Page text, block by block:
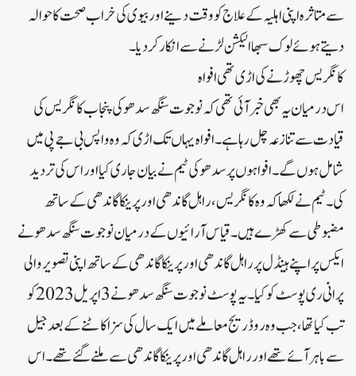
سے متاثرہ اپنی اہلیہ کے علاج کو وقت دینے اوربیوی کی خراب صحت کا حوالہ
دیتے ہوئے لوک سبھا الیکشن لڑنے سے انکار کردیا۔
کانگریس چھوڑنے کی اڑی تھی افواہ
اس درمیان یہ بھی خبرآئی تھی کہ نوجوت سنگھ سدھو کی پنجاب کانگریس کی
قیادت سے تنازعہ چل رہا ہے۔ افواہ یہاں تک اڑی کہ وہ واپس بی جے پی میں
شامل ہوں گے۔ افواہوں پرسدھو کی ٹیم نے بیان جاری کیا اوراس کی تردید
کی۔ ٹیم نے لکھا کہ وہ کانگریس، راہل گاندھی اورپرینکا گاندھی کے ساتھ
مضبوطی سے کھڑے ہیں۔ قیاس آرائیوں کے درمیان نوجوت سنگھ سدھو نے
ایکس پراپنے ہینڈل پرراہل گاندھی اور پرینکا گاندھی کے ساتھ اپنی تصویروالی
پرانی ری پوسٹ کو کیا۔ یہ پوسٹ نوجوت سنگھ سدھو نے 3 اپریل 2023 کو
تب کیا تھا، جب وہ روڈ ریج معاملے میں ایک سال کی سزا کاٹنے کے بعد جیل
سے باہرآئے تھے اور راہل گاندھی اورپرینکا گاندھی سے ملنے گئے تھے۔ اس